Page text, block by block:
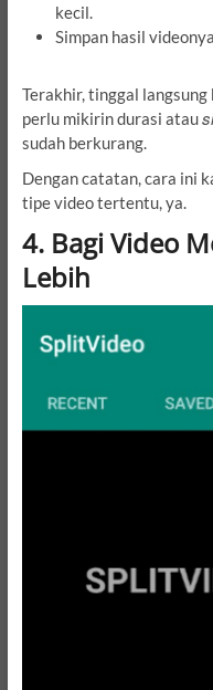
kecil.
Simpan hasil
Terakhir, tinggal
perlu mikirin durasi atau
sudah berkurang.
Dengan catatan, cara ini
tipe video tertentu, ya.
4. Bagi Video
Lebih